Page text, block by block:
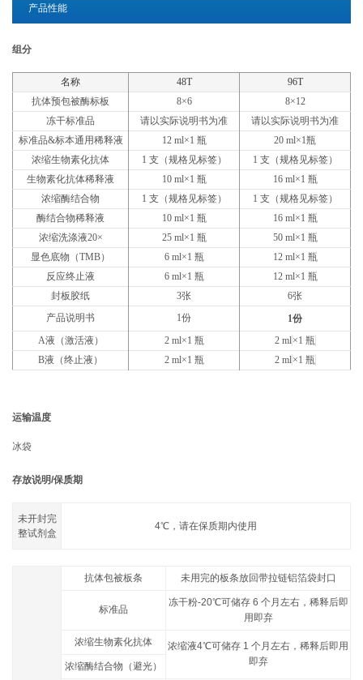
代理商查询
产品性能
组分
名称 48T
96T
抗体预包被酶标板
8×6
8×12
冻干标准品
请以实际说明书为准
请以实际说明书为准
标准品&标本通用稀释液
12 ml×1 瓶
20 ml×1瓶
浓缩生物素化抗体
1 支（规格见标签）
1 支（规格见标签）
生物素化抗体稀释液
10 ml×1 瓶
16 ml×1 瓶
浓缩酶结合物
1 支（规格见标签）
1 支（规格见标签）
酶结合物稀释液
10 ml×1 瓶
16 ml×1 瓶
浓缩洗涤液20×
25 ml×1 瓶
50 ml×1 瓶
显色底物（TMB）
6 ml×1 瓶
12 ml×1 瓶
反应终止液
6 ml×1 瓶
12 ml×1 瓶
封板胶纸
3张
6张
产品说明书
1份
1份
A液（激活液）
2 ml×1 瓶 2 ml×1 瓶
B液（终止液）
2 ml×1 瓶 2 ml×1 瓶
运输温度
冰袋
存放说明/保质期
未开封完
整试剂盒
4℃，请在保质期内使用
抗体包被板条 未用完的板条放回带拉链铝箔袋封口
标准品
冻干粉-20℃可储存 6 个月左右，稀释后即
用即弃
浓缩生物素化抗体
浓缩液4℃可储存 1 个月左右，稀释后即用
即弃
浓缩酶结合物（避光）